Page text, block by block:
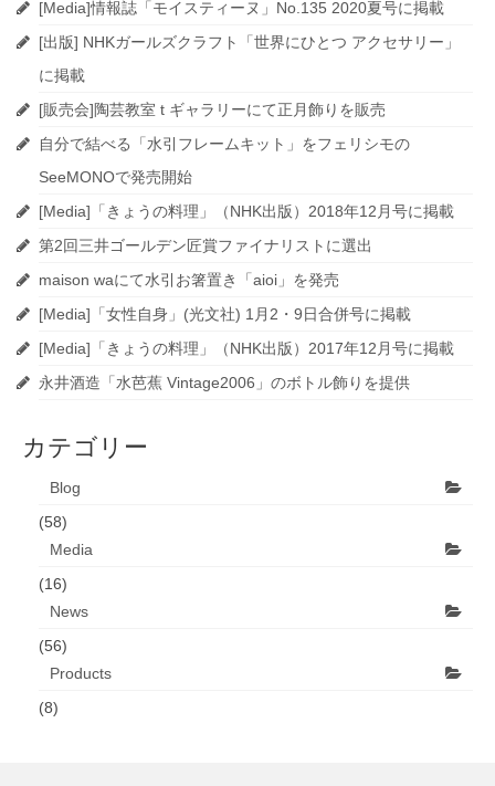
[Media]情報誌「モイスティーヌ」No.135 2020夏号に掲載
[出版] NHKガールズクラフト「世界にひとつ アクセサリー」
に掲載
[販売会]陶芸教室 t ギャラリーにて正月飾りを販売
自分で結べる「水引フレームキット」をフェリシモの
SeeMONOで発売開始
[Media]「きょうの料理」（NHK出版）2018年12月号に掲載
第2回三井ゴールデン匠賞ファイナリストに選出
maison waにて水引お箸置き「aioi」を発売
[Media]「女性自身」(光文社) 1月2・9日合併号に掲載
[Media]「きょうの料理」（NHK出版）2017年12月号に掲載
永井酒造「水芭蕉 Vintage2006」のボトル飾りを提供
カテゴリー
Blog
(58)
Media
(16)
News
(56)
Products
(8)